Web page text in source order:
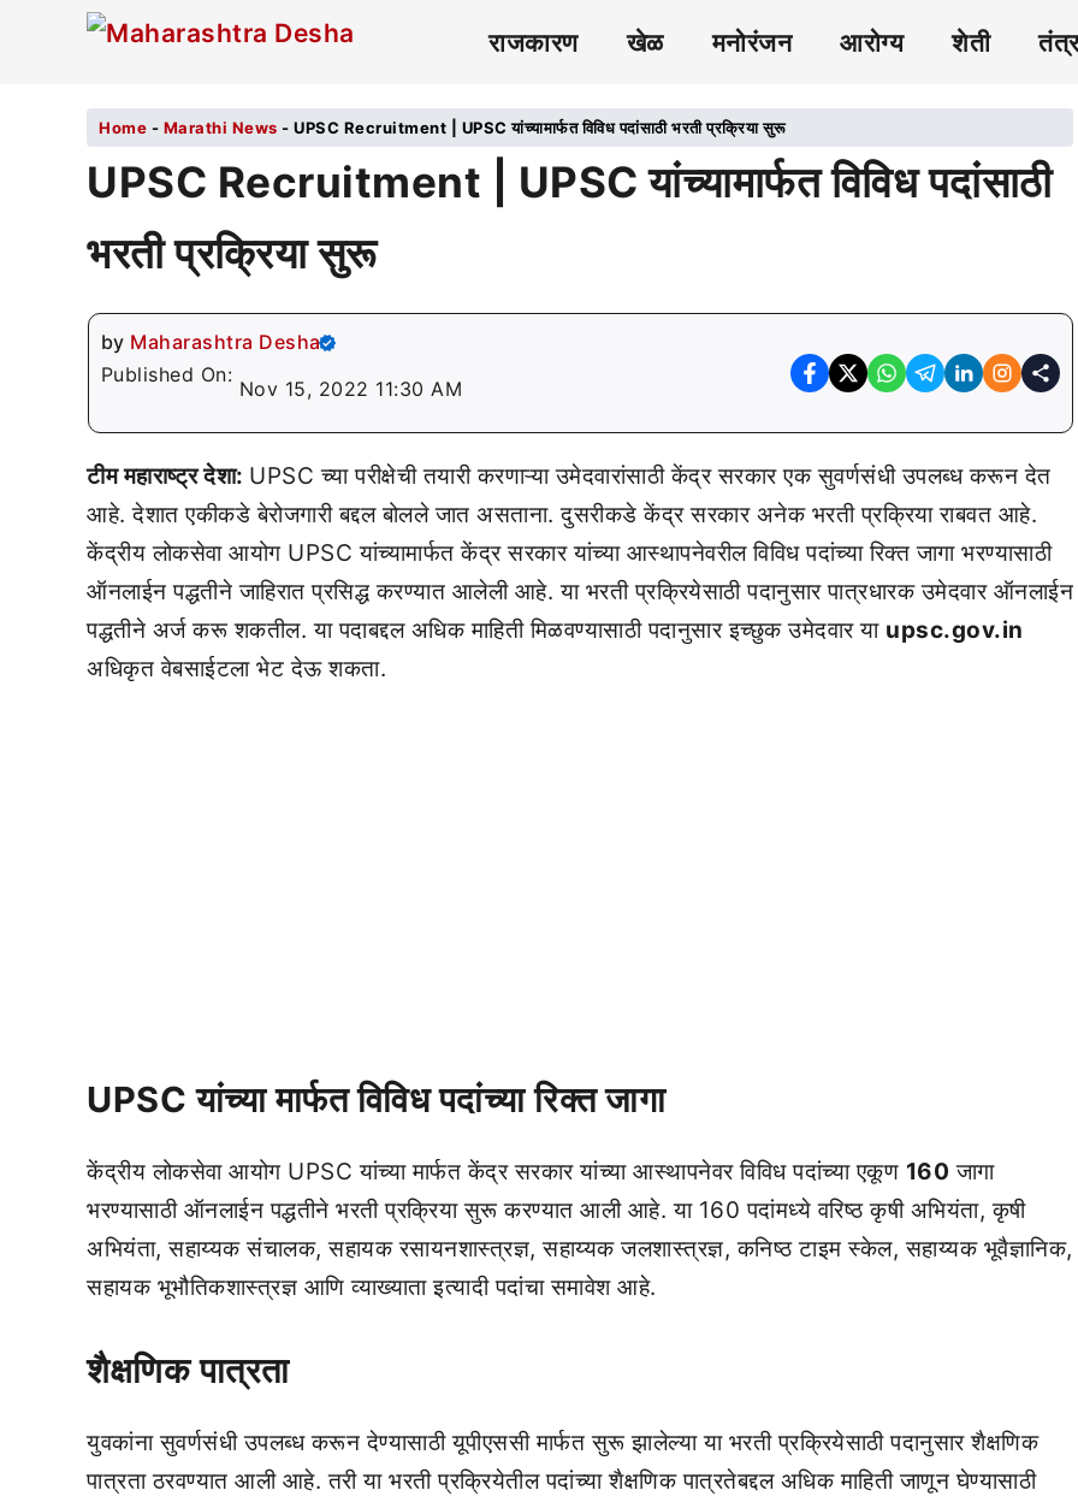
राजकारण खेळ मनोरंजन आरोग्य शेती
Home - Marathi News - UPSC Recruitment | UPSC यांच्यामार्फत विविध पदांसाठी भरती प्रक्रिया सुरू
UPSC Recruitment | UPSC यांच्यामार्फत विविध पदांसाठी
भरती प्रक्रिया सुरू
by Maharashtra Desha
Published On:
Nov 15, 2022 11:30 AM
टीम महाराष्ट्र देशा: UPSC च्या परीक्षेची तयारी करणाऱ्या उमेदवारांसाठी केंद्र सरकार एक सुवर्णसंधी उपलब्ध करून देत
आहे. देशात एकीकडे बेरोजगारी बद्दल बोलले जात असताना. दुसरीकडे केंद्र सरकार अनेक भरती प्रक्रिया राबवत आहे.
केंद्रीय लोकसेवा आयोग UPSC यांच्यामार्फत केंद्र सरकार यांच्या आस्थापनेवरील विविध पदांच्या रिक्त जागा भरण्यासाठी
ऑनलाईन पद्धतीने जाहिरात प्रसिद्ध करण्यात आलेली आहे. या भरती प्रक्रियेसाठी पदानुसार पात्रधारक उमेदवार ऑनलाईन
पद्धतीने अर्ज करू शकतील. या पदाबद्दल अधिक माहिती मिळवण्यासाठी पदानुसार इच्छुक उमेदवार या upsc.gov.in
अधिकृत वेबसाईटला भेट देऊ शकता.
UPSC यांच्या मार्फत विविध पदांच्या रिक्त जागा
केंद्रीय लोकसेवा आयोग UPSC यांच्या मार्फत केंद्र सरकार यांच्या आस्थापनेवर विविध पदांच्या एकूण 160 जागा
भरण्यासाठी ऑनलाईन पद्धतीने भरती प्रक्रिया सुरू करण्यात आली आहे. या 160 पदांमध्ये वरिष्ठ कृषी अभियंता, कृषी
अभियंता, सहाय्यक संचालक, सहायक रसायनशास्त्रज्ञ, सहाय्यक जलशास्त्रज्ञ, कनिष्ठ टाइम स्केल, सहाय्यक भूवैज्ञानिक,
सहायक भूभौतिकशास्त्रज्ञ आणि व्याख्याता इत्यादी पदांचा समावेश आहे.
शैक्षणिक पात्रता
युवकांना सुवर्णसंधी उपलब्ध करून देण्यासाठी यूपीएससी मार्फत सुरू झालेल्या या भरती प्रक्रियेसाठी पदानुसार शैक्षणिक
पात्रता ठरवण्यात आली आहे. तरी या भरती प्रक्रियेतील पदांच्या शैक्षणिक पात्रतेबद्दल अधिक माहिती जाणून घेण्यासाठी